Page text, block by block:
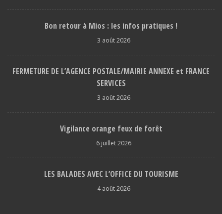
Bon retour à Mios : les infos pratiques !
3 août 2026
FERMETURE DE L’AGENCE POSTALE/MAIRIE ANNEXE et FRANCE
SERVICES
3 août 2026
Vigilance orange feux de forêt
6 juillet 2026
LES BALADES AVEC L’OFFICE DU TOURISME
4 août 2026